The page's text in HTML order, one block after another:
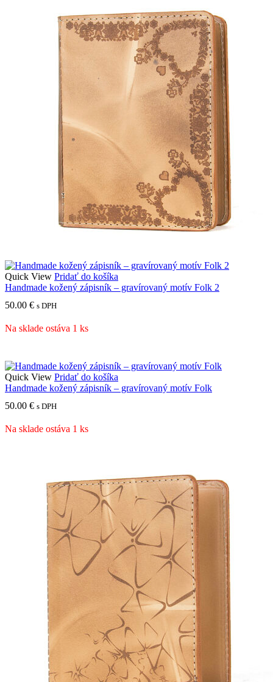
Quick View Pridať do košíka
Handmade kožený zápisník – gravírovaný motív Folk 2
50.00 € s DPH
Na sklade ostáva 1 ks
Quick View Pridať do košíka
Handmade kožený zápisník – gravírovaný motív Folk
50.00 € s DPH
Na sklade ostáva 1 ks